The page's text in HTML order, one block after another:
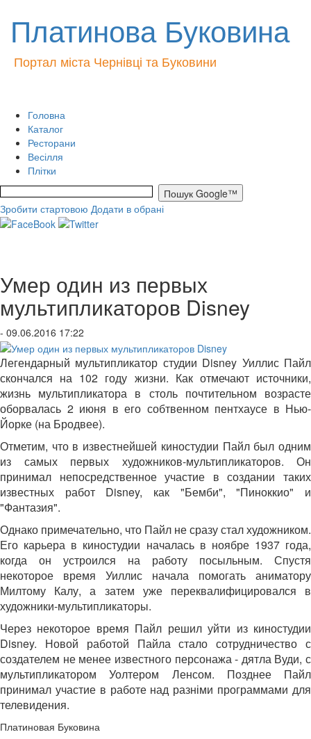
Платинова Буковина
Портал міста Чернівці та Буковини
Головна
Каталог
Ресторани
Весілля
Плітки
Зробити стартовою Додати в обрані
Умер один из первых
мультипликаторов Disney
- 09.06.2016 17:22
Легендарный мультипликатор студии Disney Уиллис Пайл
скончался на 102 году жизни. Как отмечают источники,
жизнь мультипликатора в столь почтительном возрасте
оборвалась 2 июня в его собтвенном пентхаусе в Нью-
Йорке (на Бродвее).
Отметим, что в известнейшей киностудии Пайл был одним
из самых первых художников-мультипликаторов. Он
принимал непосредственное участие в создании таких
известных работ Disney, как "Бемби", "Пиноккио" и
"Фантазия".
Однако примечательно, что Пайл не сразу стал художником.
Его карьера в киностудии началась в ноябре 1937 года,
когда он устроился на работу посыльным. Спустя
некоторое время Уиллис начала помогать аниматору
Милтому Калу, а затем уже переквалифицировался в
художники-мультипликаторы.
Через некоторое время Пайл решил уйти из киностудии
Disney. Новой работой Пайла стало сотрудничество с
создателем не менее известного персонажа - дятла Вуди, с
мультипликатором Уолтером Ленсом. Позднее Пайл
принимал участие в работе над разніми программами для
телевидения.
Платиновая Буковина